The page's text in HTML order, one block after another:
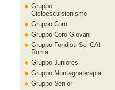
Gruppo
Cicloescursionismo
Gruppo Coro
Gruppo Coro Giovani
Gruppo Fondisti Sci CAI
Roma
Gruppo Juniores
Gruppo Montagnaterapia
Gruppo Senior